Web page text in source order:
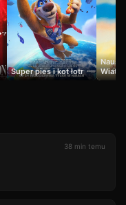
Super pies i kot łotr
Wiatru
38 min temu